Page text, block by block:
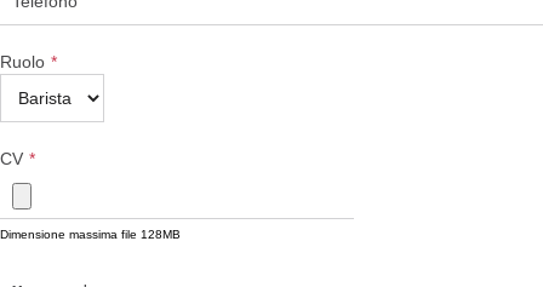
Ruolo *
CV *
Dimensione massima file 128MB